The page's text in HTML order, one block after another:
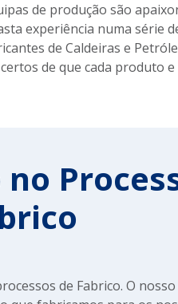
de produção são
experiência numa série
de Caldeiras e
de que cada produto
de Fabrico. O